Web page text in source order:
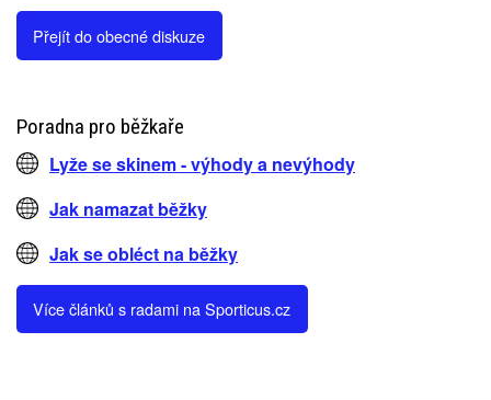
Přejít do obecné diskuze
Poradna pro běžkaře
Lyže se skinem - výhody a nevýhody
Jak namazat běžky
Jak se obléct na běžky
Více článků s radami na Sporticus.cz